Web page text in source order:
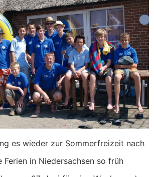
es wieder zur Sommerfreizeit nach
Ferien in Niedersachsen so früh